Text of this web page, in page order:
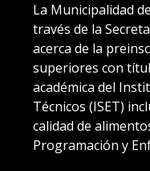
La Municipalidad
través de la
acerca de la
superiores con
académica del
Técnicos (ISET)
calidad de
Programación y